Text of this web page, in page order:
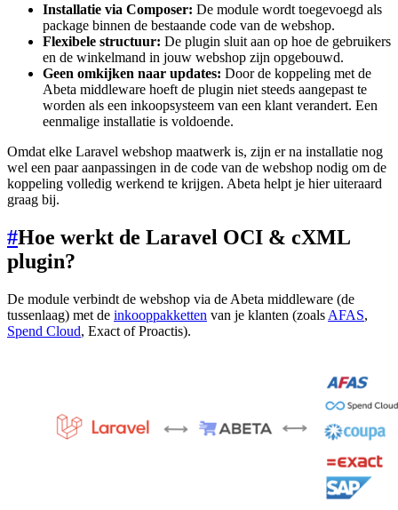
Installatie via Composer: De module wordt toegevoegd als
package binnen de bestaande code van de webshop.
Flexibele structuur: De plugin sluit aan op hoe de gebruikers
en de winkelmand in jouw webshop zijn opgebouwd.
Geen omkijken naar updates: Door de koppeling met de
Abeta middleware hoeft de plugin niet steeds aangepast te
worden als een inkoopsysteem van een klant verandert. Een
eenmalige installatie is voldoende.
Omdat elke Laravel webshop maatwerk is, zijn er na installatie nog
wel een paar aanpassingen in de code van de webshop nodig om de
koppeling volledig werkend te krijgen. Abeta helpt je hier uiteraard
graag bij.
#Hoe werkt de Laravel OCI & cXML
plugin?
De module verbindt de webshop via de Abeta middleware (de
tussenlaag) met de inkooppakketten van je klanten (zoals AFAS,
Spend Cloud, Exact of Proactis).